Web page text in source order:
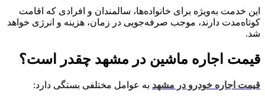
این خدمت به‌ویژه برای خانواده‌ها، سالمندان و افرادی که اقامت
کوتاه‌مدت دارند، موجب صرفه‌جویی در زمان، هزینه و انرژی خواهد
شد.
قیمت اجاره ماشین در مشهد چقدر است؟
قیمت اجاره خودرو در مشهد به عوامل مختلفی بستگی دارد: